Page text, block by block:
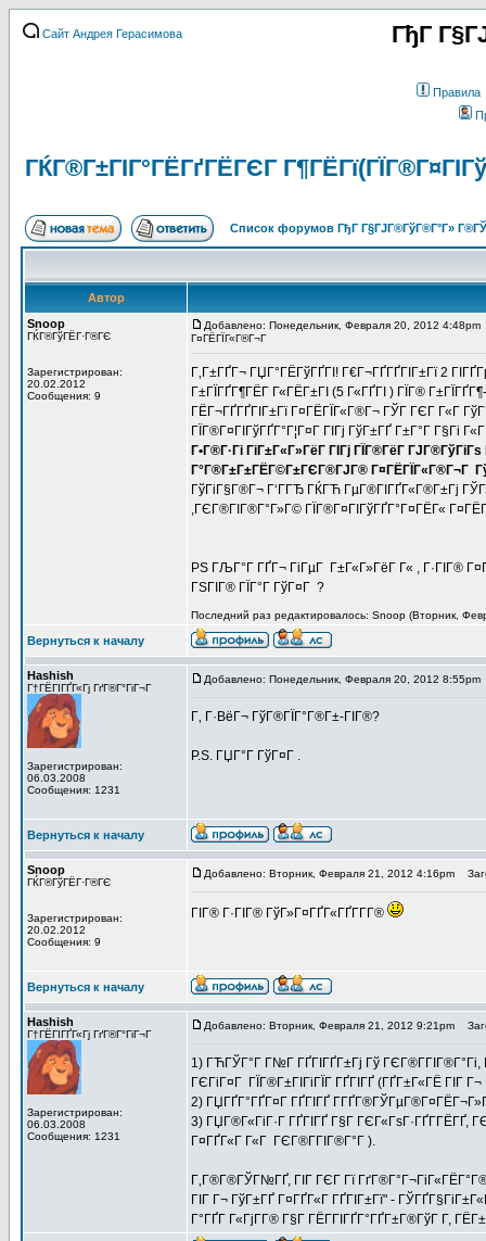
Сайт Андрея Герасимова ГђГ
Правила
ГЌГ®Г±ГІГ°ГЁГґГЁГЄГ
Список форумов ГђГ Г§ГЈГ®ГўГ®Г°Г»
Автор
Snoop
ГЌГ®ГўГЁГ·Г®ГЄ
Зарегистрирован:
20.02.2012
Сообщения: 9
Добавлено: Понедельник, Февраля 20, 2012 4:48pm
Г¤ГЁГЇГ«Г®Г¬Г
Г‚Г±ГҐГ¬ ГЏГ°ГЁГўГҐГІ! Г€Г¬ГҐГҐГІГ±Гї 2
Г±ГЇГҐГ¶ГЁГ Г«ГЁГ±ГІ (5 Г«ГҐГІ ) ГЇГ®
ГЁГ¬ГҐГҐГІГ±Гї Г¤ГЁГЇГ«Г®Г¬ ГЎГ ГЄГ Г«Г
ГЇГ®Г¤ГІГўГҐГ°Г¦Г¤Г ГІГј ГўГ±ГҐ Г±Г°Г Г§Гі
Г•Г®Г·Гі ГіГ±Г«Г»ГёГ ГІГј ГЇГ®ГёГ
Г°Г®Г±Г±ГЁГ©Г±ГЄГ®ГЈГ® Г¤ГЁГЇГ«Г®Г¬Г Гў
ГўГіГ§Г®Г¬ Г‘ГГЂ ГЌГЋ ГµГ®ГІГҐГ«Г®Г±Гј
,ГЄГ®ГІГ®Г°Г»Г© ГЇГ®Г¤ГІГўГҐГ°Г¤ГЁГ«
PS ГЉГ°Г ГҐГ¬ ГіГµГ Г±Г«Г»ГёГ Г« , Г·ГІГ®
ГЅГІГ® ГЇГ°Г ГўГ¤Г ?
Последний раз редактировалось: Snoop (Вторник,
Вернуться к началу
Hashish
Г†ГЁГІГҐГ«Гј ГґГ®Г°ГіГ¬Г
Зарегистрирован:
06.03.2008
Сообщения: 1231
Добавлено: Понедельник, Февраля 20, 2012 8:55pm
Г‚ Г·ВёГ¬ ГўГ®ГЇГ°Г®Г±-ГІГ®?
P.S. ГЏГ°Г ГўГ¤Г .
Вернуться к началу
Snoop
ГЌГ®ГўГЁГ·Г®ГЄ
Зарегистрирован:
20.02.2012
Сообщения: 9
Добавлено: Вторник, Февраля 21, 2012 4:16pm
ГІГ® Г·ГІГ® ГўГ»Г¤ГҐГ«ГҐГ­Г­Г®
Вернуться к началу
Hashish
Г†ГЁГІГҐГ«Гј ГґГ®Г°ГіГ¬Г
Зарегистрирован:
06.03.2008
Сообщения: 1231
Добавлено: Вторник, Февраля 21, 2012 9:21pm
1) ГЋГЎГ°Г Г№Г ГҐГІГҐГ±Гј Гў
ГЄГіГ¤Г ГЇГ®Г±ГІГіГЇГ ГҐГІГҐ (ГҐГ±Г«ГЁ ГІГ Г¬
2) ГЏГҐГ°ГҐГ¤Г ГҐГІГҐ
3) ГЏГ®Г«ГіГ·Г ГҐГІГҐ Г§Г ГЄГ«ГѕГ·ГҐГ­ГЁГҐ,
Г¤ГҐГ«Г Г«Г ГЄГ®Г­ГІГ®Г°Г ).
Г‚Г®Г®ГЎГ№ГҐ, ГІГ ГЄГ Гї
ГІГ Г¬ ГўГ±ГҐ Г¤ГҐГ«Г ГҐГІГ±Гї" -
Г°ГҐГ Г«ГјГ­Г® Г§Г ГЁГ­ГІГҐГ°ГҐГ±Г®ГўГ Г­,